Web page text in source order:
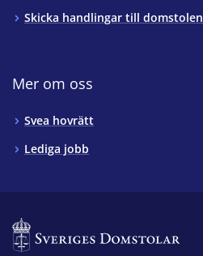
Skicka handlingar till domstolen
Mer om oss
Svea hovrätt
Lediga jobb